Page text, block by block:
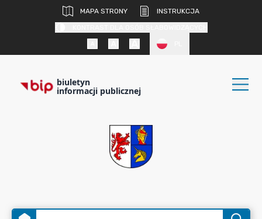
MAPA STRONY
INSTRUKCJA
biuletyn
informacji publicznej